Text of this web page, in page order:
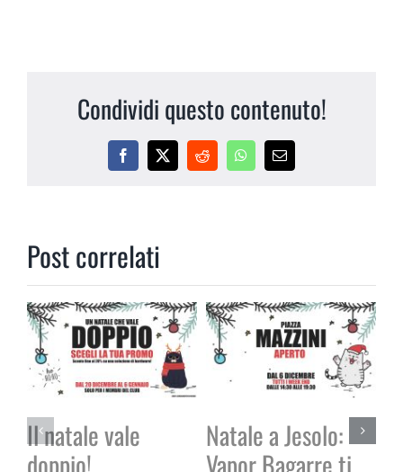
Condividi questo contenuto!
Facebook
X RedditWhatsApp
Email
Post correlati
Il natale vale
doppio!
Natale a Jesolo:
Vapor Bagarre ti